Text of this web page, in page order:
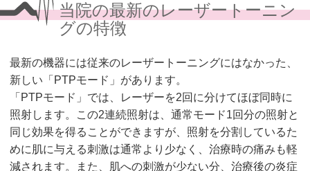
当院の最新のレーザートーニン
グの特徴
最新の機器には従来のレーザートーニングにはなかった、
新しい「PTPモード」があります。
「PTPモード」では、レーザーを2回に分けてほぼ同時に
照射します。この2連続照射は、通常モード1回分の照射と
同じ効果を得ることができますが、照射を分割しているた
めに肌に与える刺激は通常より少なく、治療時の痛みも軽
減されます。また、肌への刺激が少ない分、治療後の炎症